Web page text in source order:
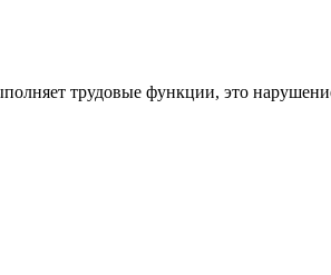
трудовые функции, это